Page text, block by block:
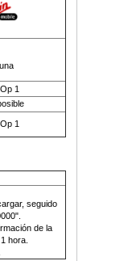
1
1
seguido
de la
hora.